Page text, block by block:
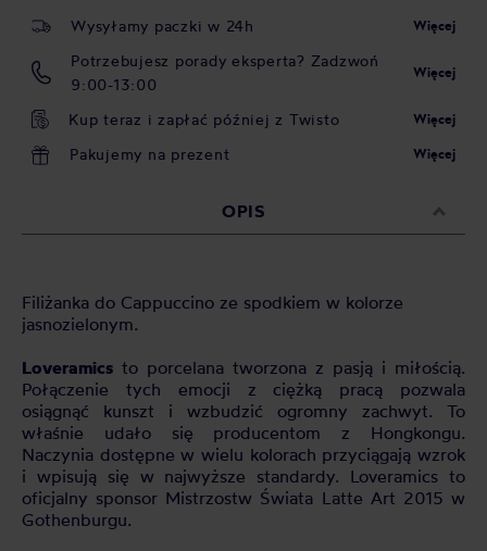
Wysyłamy paczki w 24h Więcej
Potrzebujesz porady eksperta? Zadzwoń
9:00-13:00
Więcej
Kup teraz i zapłać później z Twisto Więcej
Pakujemy na prezent Więcej
OPIS
Filiżanka do Cappuccino ze spodkiem w kolorze
jasnozielonym.
Loveramics to porcelana tworzona z pasją i miłością.
Połączenie tych emocji z ciężką pracą pozwala
osiągnąć kunszt i wzbudzić ogromny zachwyt. To
właśnie udało się producentom z Hongkongu.
Naczynia dostępne w wielu kolorach przyciągają wzrok
i wpisują się w najwyższe standardy. Loveramics to
oficjalny sponsor Mistrzostw Świata Latte Art 2015 w
Gothenburgu.